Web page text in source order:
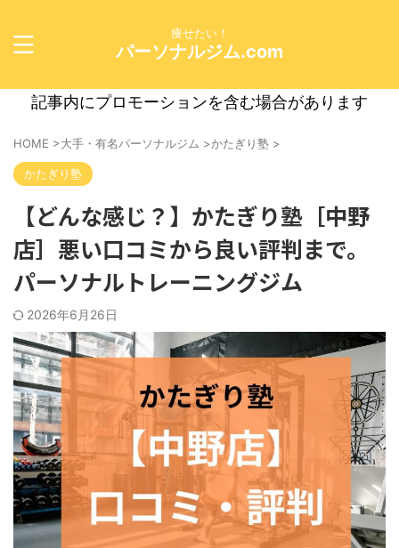
痩せたい！
パーソナルジム.com
記事内にプロモーションを含む場合があります
HOME >大手・有名パーソナルジム >かたぎり塾 >
かたぎり塾
【どんな感じ？】かたぎり塾［中野
店］悪い口コミから良い評判まで。
パーソナルトレーニングジム
2026年6月26日